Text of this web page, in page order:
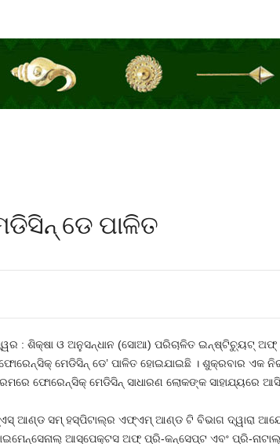
ଡେ ପାଳିତ
: ଶିକ୍ଷା ଓ ଅନୁସନ୍ଧାନ (ସୋଆ) ପରିଚାଳିତ ଇନ୍‌ଷ୍ଟିଚ୍ୟୁଟ୍ ଅଫ୍
ଫୋରେନ୍‌ସିକ୍ ମେଡିସିନ୍ ଡେ’ ପାଳିତ ହୋଇଯାଇଛି । ଶୁକ୍ରବାର ଏକ
ଫୋରେନ୍‌ସିକ୍ ମେଡିସିନ୍ ସାଧାରଣ ଲୋକଙ୍କ ସାହାଯ୍ୟରେ
ଆଣ୍ଡ ସମ୍ ହସ୍ପିଟାଲ୍‌ର ଏଫ୍‌ଏମ୍ ଆଣ୍ଡ ଟି ବିଭାଗ ଦ୍ୱାରା
ଆସ୍‌ପେକ୍ଟସ ଅଫ୍ ପ୍ରି-କନ୍‌ସେପ୍ଟ ଏବଂ ପ୍ରି-